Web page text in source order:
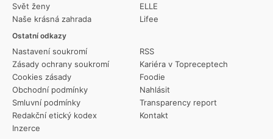
Svět ženy
Naše krásná zahrada
Ostatní odkazy
Nastavení soukromí
Zásady ochrany soukromí
Cookies zásady
Obchodní podmínky
Smluvní podmínky
Redakční etický kodex
Inzerce
RSS
Kariéra v Topreceptech
Foodie
Nahlásit
Transparency report
Kontakt
ELLE
Lifee